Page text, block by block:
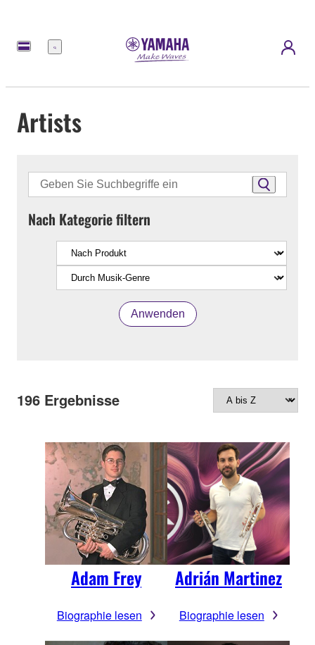
Menü
Artists
Nach Kategorie filtern
Anwenden
196 Ergebnisse
Adam Frey
Biographie lesen
Adrián Martinez
Biographie lesen